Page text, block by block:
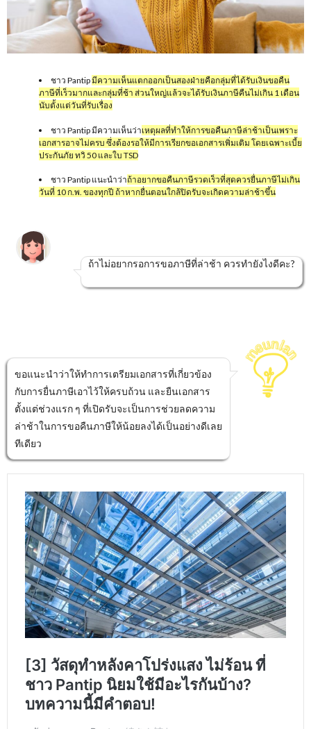
ชาว Pantipมีความเห็นแตกออกเป็นสองฝ่ายคือกลุ่มที่ได้รับเงินขอคืน
ภาษีที่เร็วมากและกลุ่มที่ช้า ส่วนใหญ่แล้วจะได้รับเงินภาษีคืนไม่เกิน 1 เดือน
นับตั้งแต่วันที่รับเรื่อง
ชาว Pantip มีความเห็นว่าเหตุผลที่ทำให้การขอคืนภาษีล่าช้าเป็นเพราะ
เอกสารอาจไม่ครบ ซึ่งต้องรอให้มีการเรียกขอเอกสารเพิ่มเติม โดยเฉพาะเบี้ย
ประกันภัย ทวิ 50 และใบ TSD
ชาว Pantip แนะนำว่าถ้าอยากขอคืนภาษีรวดเร็วที่สุดควรยื่นภาษีไม่เกิน
วันที่ 10 ก.พ. ของทุกปี ถ้าหากยื่นตอนใกล้ปิดรับจะเกิดความล่าช้าขึ้น
ถ้าไม่อยากรอการขอภาษีที่ล่าช้า ควรทำยังไงดีคะ?
ขอแนะนำว่าให้ทำการเตรียมเอกสารที่เกี่ยวข้อง
กับการยื่นภาษีเอาไว้ให้ครบถ้วน และยืนเอกสาร
ตั้งแต่ช่วงแรก ๆ ที่เปิดรับจะเป็นการช่วยลดความ
ล่าช้าในการขอคืนภาษีให้น้อยลงได้เป็นอย่างดีเลย
ทีเดียว